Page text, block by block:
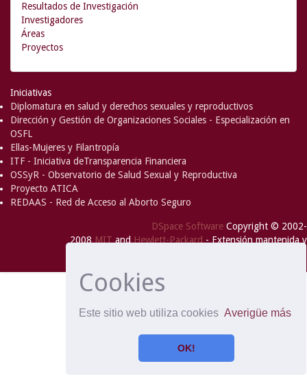
Cookies
Este sitio web utiliza cookies Averigüe más
OK!
Resultados de Investigación
Investigadores
Áreas
Proyectos
Iniciativas
Diplomatura en salud y derechos sexuales y reproductivos
Dirección y Gestión de Organizaciones Sociales - Especialización en
OSFL
Ellas-Mujeres y Filantropía
ITF - Iniciativa deTransparencia Financiera
OSSyR - Observatorio de Salud Sexual y Reproductiva
Proyecto ATICA
REDAAS - Red de Acceso al Aborto Seguro
DSpace Software Copyright © 2002-
2008 MIT and Hewlett-Packard - Extensión mantenida y